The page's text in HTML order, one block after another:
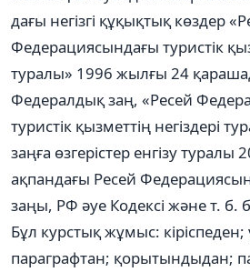
дағы негізгі құқықтық көздер
Федерациясындағы туристік
туралы» 1996 жылғы 24
Федералдық заң, «Ресей
туристік қызметтің негіздері
заңға өзгерістер енгізу
ақпандағы Ресей
заңы, РФ әуе Кодексі және т.
Бұл курстық жұмыс:
параграфтан; қорытындыдан;